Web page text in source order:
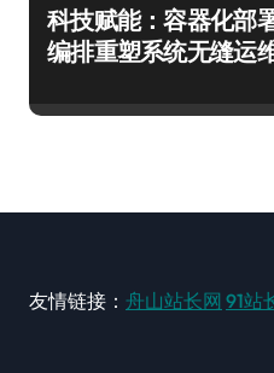
科技赋能：容器化部
编排重塑系统无缝运
友情链接： 舟山站长网 91站